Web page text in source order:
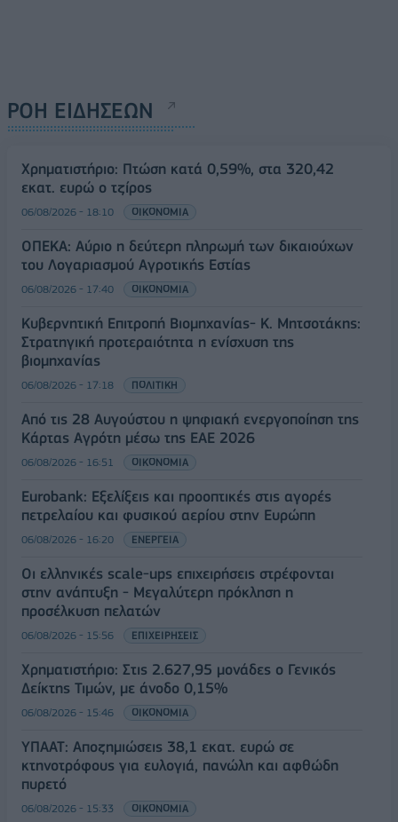
ΡΟΗ ΕΙΔΗΣΕΩΝ
Χρηματιστήριο: Πτώση κατά 0,59%, στα 320,42
εκατ. ευρώ ο τζίρος
06/08/2026 - 18:10 ΟΙΚΟΝΟΜΙΑ
ΟΠΕΚΑ: Αύριο η δεύτερη πληρωμή των δικαιούχων
του Λογαριασμού Αγροτικής Εστίας
06/08/2026 - 17:40 ΟΙΚΟΝΟΜΙΑ
Κυβερνητική Επιτροπή Βιομηχανίας- Κ. Μητσοτάκης:
Στρατηγική προτεραιότητα η ενίσχυση της
βιομηχανίας
06/08/2026 - 17:18 ΠΟΛΙΤΙΚΗ
Από τις 28 Αυγούστου η ψηφιακή ενεργοποίηση της
Κάρτας Αγρότη μέσω της ΕΑΕ 2026
06/08/2026 - 16:51 ΟΙΚΟΝΟΜΙΑ
Eurobank: Εξελίξεις και προοπτικές στις αγορές
πετρελαίου και φυσικού αερίου στην Ευρώπη
06/08/2026 - 16:20 ΕΝΕΡΓΕΙΑ
Οι ελληνικές scale-ups επιχειρήσεις στρέφονται
στην ανάπτυξη - Μεγαλύτερη πρόκληση η
προσέλκυση πελατών
06/08/2026 - 15:56 ΕΠΙΧΕΙΡΗΣΕΙΣ
Χρηματιστήριο: Στις 2.627,95 μονάδες ο Γενικός
Δείκτης Τιμών, με άνοδο 0,15%
06/08/2026 - 15:46 ΟΙΚΟΝΟΜΙΑ
ΥΠΑΑΤ: Αποζημιώσεις 38,1 εκατ. ευρώ σε
κτηνοτρόφους για ευλογιά, πανώλη και αφθώδη
πυρετό
06/08/2026 - 15:33 ΟΙΚΟΝΟΜΙΑ